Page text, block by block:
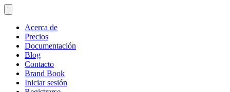
Acerca de
Precios
Documentación
Blog
Contacto
Brand Book
Iniciar sesión